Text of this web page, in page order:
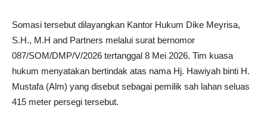
Somasi tersebut dilayangkan Kantor Hukum Dike Meyrisa,
S.H., M.H and Partners melalui surat bernomor
087/SOM/DMP/V/2026 tertanggal 8 Mei 2026. Tim kuasa
hukum menyatakan bertindak atas nama Hj. Hawiyah binti H.
Mustafa (Alm) yang disebut sebagai pemilik sah lahan seluas
415 meter persegi tersebut.